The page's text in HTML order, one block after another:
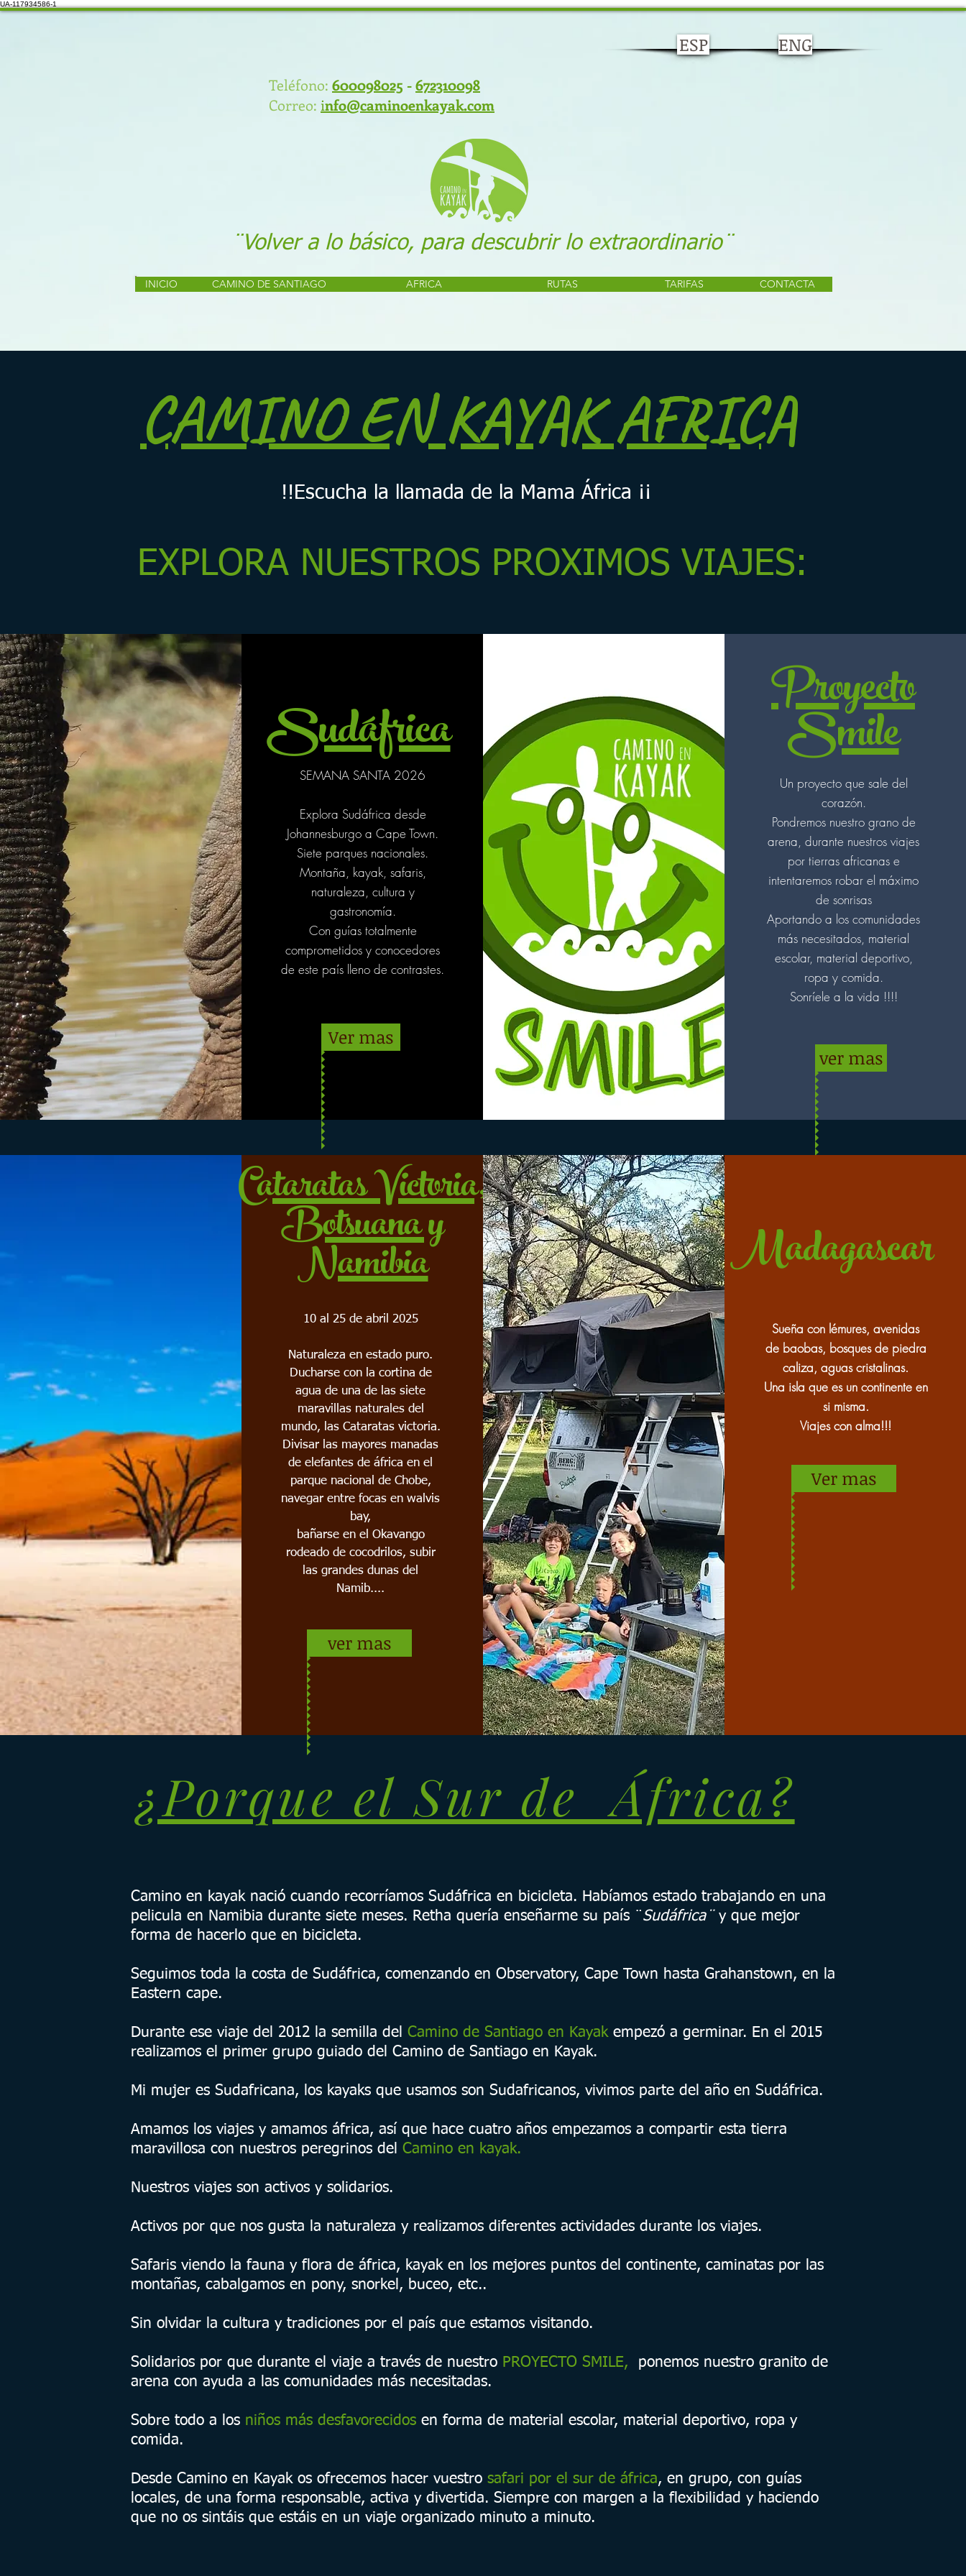
UA-117934586-1
ESP ENG
Teléfono: 600098025 -672310098
Correo: info@caminoenkayak.com
¨Volver a lo básico, para descubrir lo extraordinario¨
INICIO CAMINO DE SANTIAGO AFRICA RUTAS TARIFAS CONTACTA
CAMINO EN KAYAK AFRICA
!!Escucha la llamada de la Mama África ¡¡
EXPLORA NUESTROS PROXIMOS VIAJES:
Sudáfrica
SEMANA SANTA 2026
Explora Sudáfrica desde
Johannesburgo a Cape Town.
Siete parques nacionales.
Montaña, kayak, safaris,
naturaleza, cultura y
gastronomía.
Con guías totalmente
comprometidos y conocedores
de este país lleno de contrastes.
Ver mas
Proyecto
Smile
Un proyecto que sale del
corazón.
Pondremos nuestro grano de
arena, durante nuestros viajes
por tierras africanas e
intentaremos robar el máximo
de sonrisas
Aportando a los comunidades
más necesitados, material
escolar, material deportivo,
ropa y comida.
Sonríele a la vida !!!!
ver mas
Cataratas Victoria,
Botsuana y
Namibia
10 al 25 de abril 2025
Naturaleza en estado puro.
Ducharse con la cortina de
agua de una de las siete
maravillas naturales del
mundo, las Cataratas victoria.
Divisar las mayores manadas
de elefantes de áfrica en el
parque nacional de Chobe,
navegar entre focas en walvis
bay,
bañarse en el Okavango
rodeado de cocodrilos, subir
las grandes dunas del
Namib....
ver mas
Madagascar
Sueña con lémures, avenidas
de baobas, bosques de piedra
caliza, aguas cristalinas.
Una isla que es un continente en
si misma.
Viajes con alma!!!
Ver mas
¿Porque el Sur de África?
Camino en kayak nació cuando recorríamos Sudáfrica en bicicleta. Habíamos estado trabajando en una
pelicula en Namibia durante siete meses. Retha quería enseñarme su país ¨ Sudáfrica¨
y que mejor
forma de hacerlo que en bicicleta.
Seguimos toda la costa de Sudáfrica, comenzando en Observatory, Cape Town hasta Grahanstown, en la
Eastern cape.​
Durante ese viaje del 2012 la semilla del Camino de Santiago en Kayakempezó a germinar. En el 2015
realizamos el primer grupo guiado del Camino de Santiago en Kayak.
Mi mujer es Sudafricana, los kayaks que usamos son Sudafricanos, vivimos parte del año en Sudáfrica.
Amamos los viajes y amamos áfrica, así que hace cuatro años empezamos a compartir esta tierra
maravillosa con nuestros peregrinos del Camino en kayak.
Nuestros viajes son activos y solidarios.
Activos por que nos gusta la naturaleza y realizamos diferentes actividades durante los viajes.
Safaris viendo la fauna y flora de áfrica, kayak en los mejores puntos del continente, caminatas por las
montañas, cabalgamos en pony, snorkel, buceo, etc..
Sin olvidar la cultura y tradiciones por el país que estamos visitando.
Solidarios por que durante el viaje a través de nuestro PROYECTO SMILE, ponemos nuestro granito de
arena con ayuda a las comunidades más necesitadas.
Sobre todo a los niños más desfavorecidos en forma de material escolar, material deportivo, ropa y
comida.
Desde Camino en Kayak os ofrecemos hacer vuestro safari por el sur de áfrica, en grupo, con guías
locales, de una forma responsable, activa y divertida. Siempre con margen a la flexibilidad y haciendo
que no os sintáis que estáis en un viaje organizado minuto a minuto.